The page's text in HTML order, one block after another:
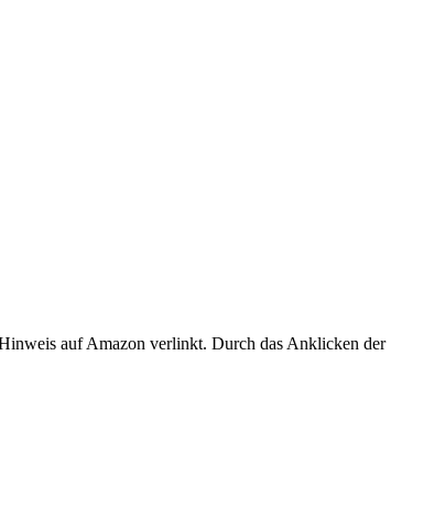
auf Amazon verlinkt. Durch das Anklicken der